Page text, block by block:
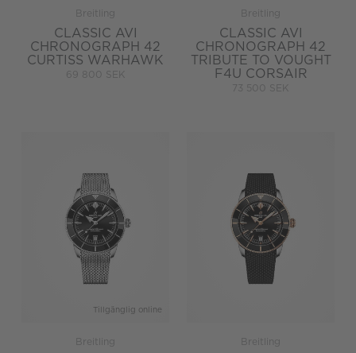
Breitling
CLASSIC AVI
CHRONOGRAPH 42
CURTISS WARHAWK
69 800 SEK
Breitling
CLASSIC AVI
CHRONOGRAPH 42
TRIBUTE TO VOUGHT
F4U CORSAIR
73 500 SEK
Tillgänglig online
Breitling Breitling